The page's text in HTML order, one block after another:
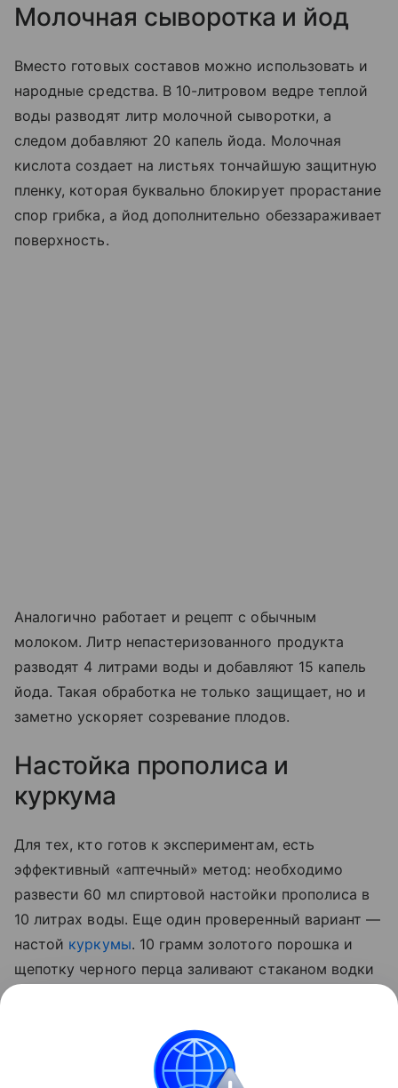
Молочная сыворотка и йод
Вместо готовых составов можно использовать и
народные средства. В 10-литровом ведре теплой
воды разводят литр молочной сыворотки, а
следом добавляют 20 капель йода. Молочная
кислота создает на листьях тончайшую защитную
пленку, которая буквально блокирует прорастание
спор грибка, а йод дополнительно обеззараживает
поверхность.
Аналогично работает и рецепт с обычным
молоком. Литр непастеризованного продукта
разводят 4 литрами воды и добавляют 15 капель
йода. Такая обработка не только защищает, но и
заметно ускоряет созревание плодов.
Настойка прополиса и
куркума
Для тех, кто готов к экспериментам, есть
эффективный «аптечный» метод: необходимо
развести 60 мл спиртовой настойки прополиса в
10 литрах воды. Еще один проверенный вариант —
настой куркумы. 10 грамм золотого порошка и
щепотку черного перца заливают стаканом водки
опрыскивают стебли, а также листья с верхней и